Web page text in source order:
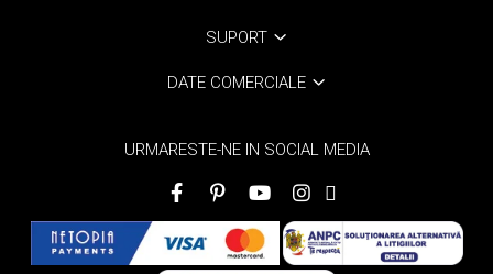
SUPORT
DATE COMERCIALE
URMARESTE-NE IN SOCIAL MEDIA